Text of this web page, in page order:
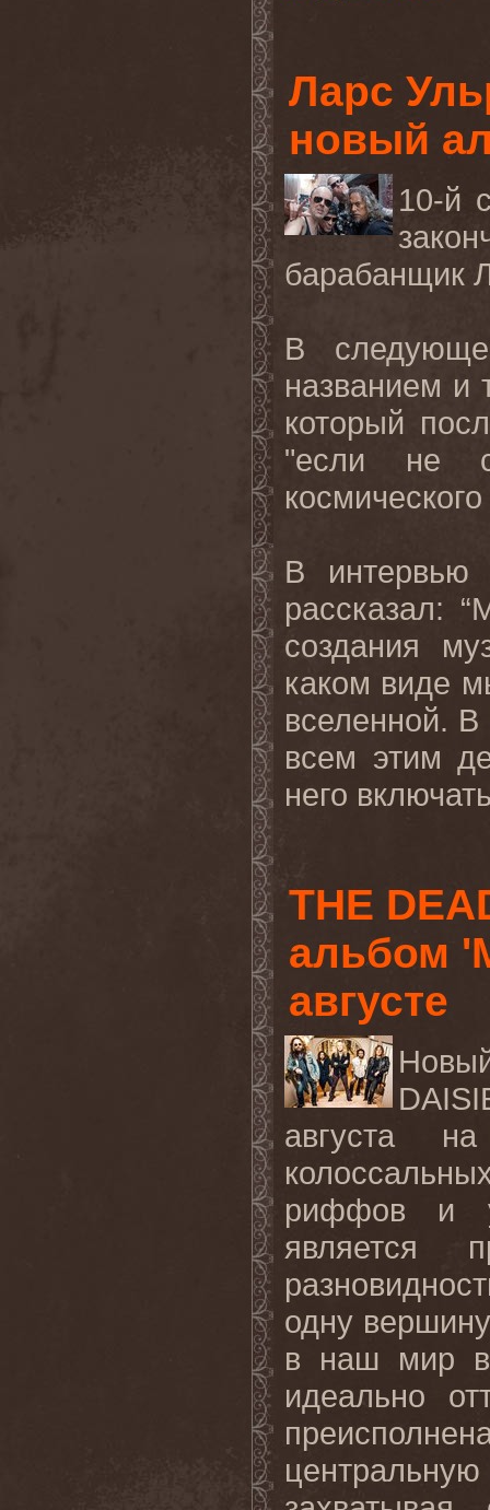
Ларс
новый
10-й
барабанщик
В
названием и
который
"если не
В
рассказал:
создания
каком виде
вселенной.
всем этим
него
THE
альбом
августе
августа
риффов и
является
одну
в наш мир в
идеально